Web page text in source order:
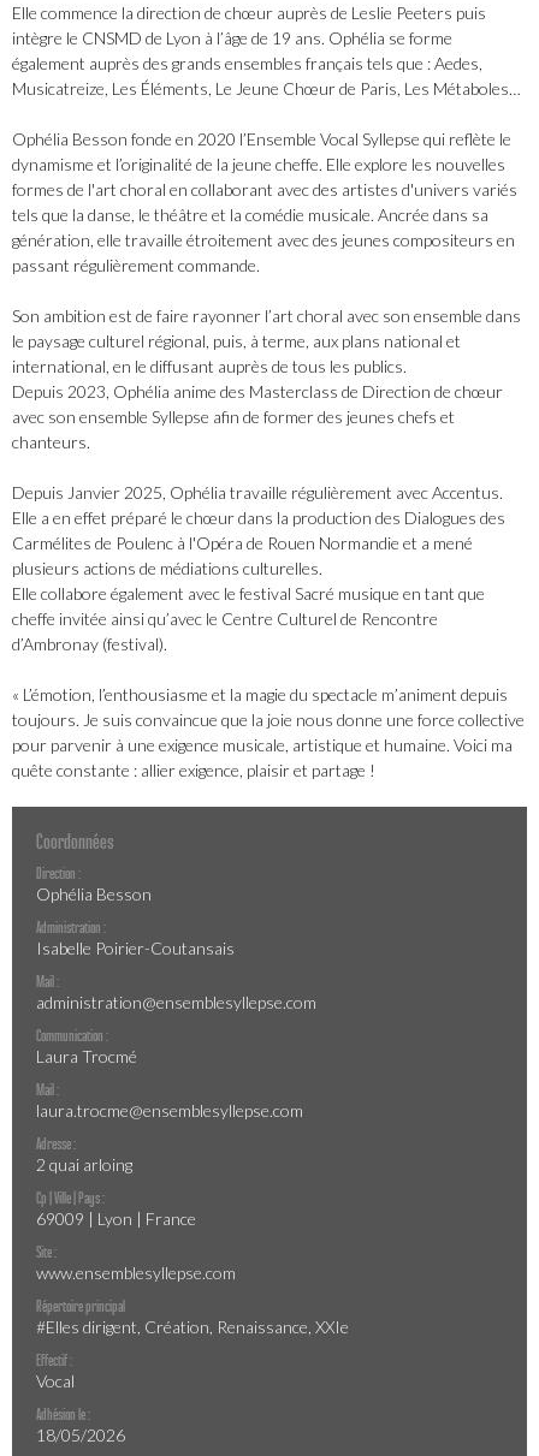
Elle commence la direction de chœur auprès de Leslie Peeters puis
intègre le CNSMD de Lyon à l’âge de 19 ans. Ophélia se forme
également auprès des grands ensembles français tels que : Aedes,
Musicatreize, Les Éléments, Le Jeune Chœur de Paris, Les Métaboles…
Ophélia Besson fonde en 2020 l’Ensemble Vocal Syllepse qui reflète le
dynamisme et l’originalité de la jeune cheffe. Elle explore les nouvelles
formes de l'art choral en collaborant avec des artistes d'univers variés
tels que la danse, le théâtre et la comédie musicale. Ancrée dans sa
génération, elle travaille étroitement avec des jeunes compositeurs en
passant régulièrement commande.
Son ambition est de faire rayonner l’art choral avec son ensemble dans
le paysage culturel régional, puis, à terme, aux plans national et
international, en le diffusant auprès de tous les publics.
Depuis 2023, Ophélia anime des Masterclass de Direction de chœur
avec son ensemble Syllepse afin de former des jeunes chefs et
chanteurs.
Depuis Janvier 2025, Ophélia travaille régulièrement avec Accentus.
Elle a en effet préparé le chœur dans la production des Dialogues des
Carmélites de Poulenc à l'Opéra de Rouen Normandie et a mené
plusieurs actions de médiations culturelles.
Elle collabore également avec le festival Sacré musique en tant que
cheffe invitée ainsi qu’avec le Centre Culturel de Rencontre
d’Ambronay (festival).
« L’émotion, l’enthousiasme et la magie du spectacle m’animent depuis
toujours. Je suis convaincue que la joie nous donne une force collective
pour parvenir à une exigence musicale, artistique et humaine. Voici ma
quête constante : allier exigence, plaisir et partage !
Coordonnées
Direction :
Ophélia Besson
Administration :
Isabelle Poirier-Coutansais
Mail :
administration@ensemblesyllepse.com
Communication :
Laura Trocmé
Mail :
laura.trocme@ensemblesyllepse.com
Adresse :
2 quai arloing
Cp | Ville | Pays :
69009 | Lyon | France
Site :
www.ensemblesyllepse.com
Répertoire principal
#Elles dirigent, Création, Renaissance, XXIe
Effectif :
Vocal
Adhésion le :
18/05/2026